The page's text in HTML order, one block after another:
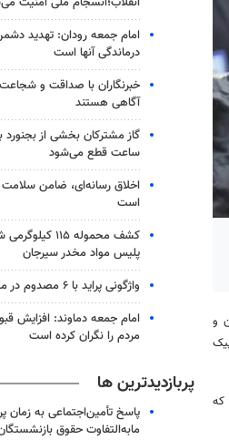
و
در ۱۰ دوره پارالمپیک
که
امام جمعه رودان: تهدید
درماندگی آنها است
خبرنگاران با صداقت و
آگاهی هستند
ساعت قطع می‌شود
اخلاق رسانه‌ای، ضامن
است
کشف محموله ۱۱۵
پلیس مواد مخدر سیرجان
واژگونی پراید با ۶ مصدوم در میامی
امام جمعه دماوند: افزایش
مردم را نگران کرده است
پربازدیدترین ها
پاسخ تأمین‌اجتماعی به زمان
مابه‌التفاوت حقوق